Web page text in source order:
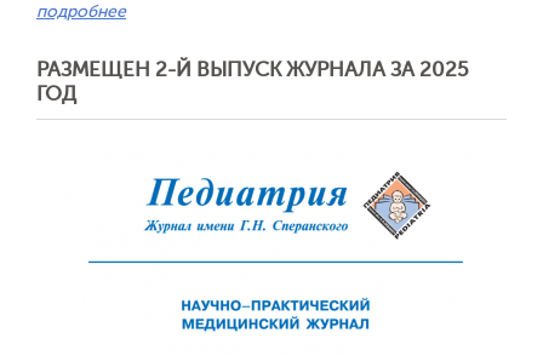
подробнее
РАЗМЕЩЕН 2-Й ВЫПУСК ЖУРНАЛА ЗА 2025
ГОД